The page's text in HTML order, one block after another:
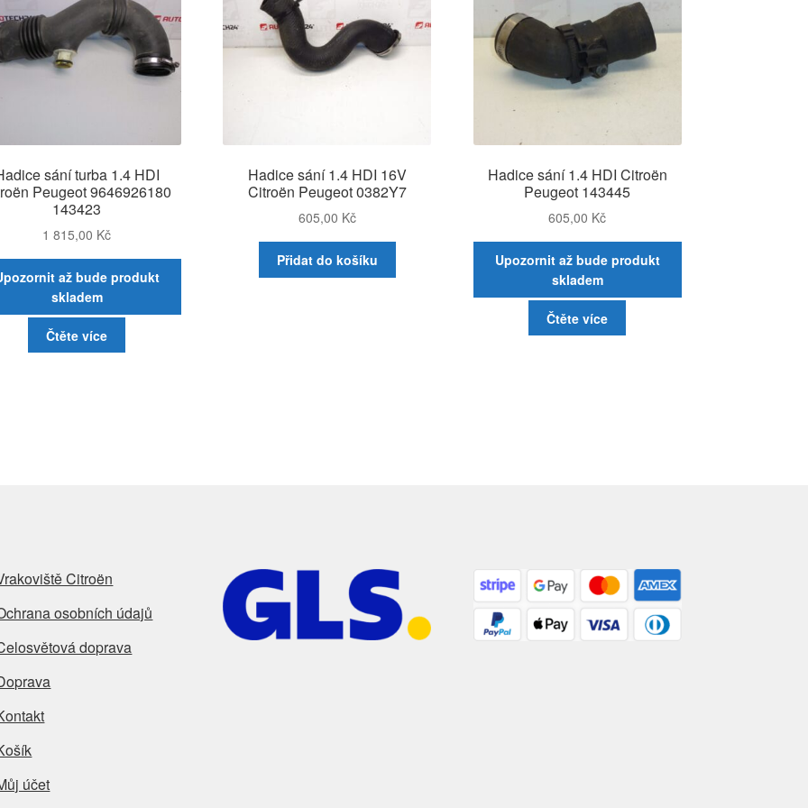
sání turba 1.4 HDI
Peugeot 9646926180
143423
1 815,00 Kč
až bude produkt
skladem
Čtěte více
Hadice sání 1.4 HDI 16V
Citroën Peugeot 0382Y7
605,00 Kč
Přidat do košíku
Hadice sání 1.4 HDI Citroën
Peugeot 143445
605,00 Kč
Upozornit až bude produkt
skladem
Čtěte více
Citroën
osobních údajů
doprava
účet